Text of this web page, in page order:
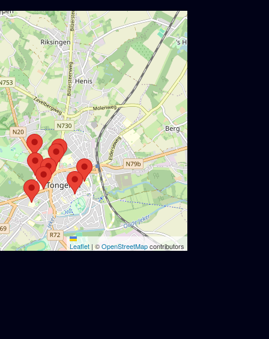
Leaflet |©OpenStreetMapcontributors